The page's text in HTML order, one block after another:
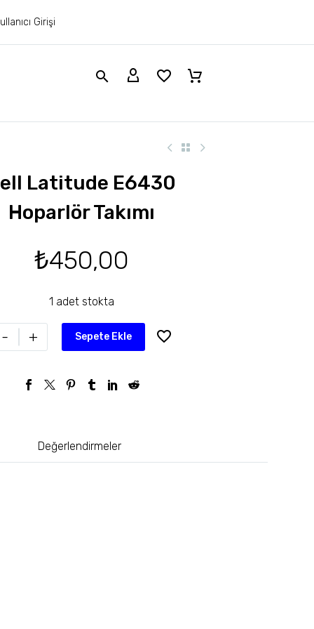
Girişi
Latitude E6430
Hoparlör Takımı
₺450,00
1 adet stokta
- + Sepete Ekle
Değerlendirmeler